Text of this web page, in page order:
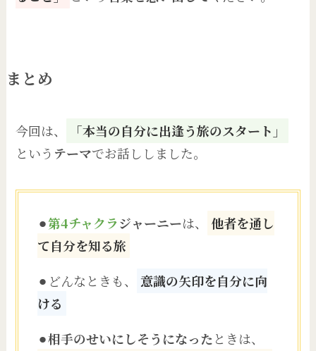
まとめ
今回は、
「本当の自分に出逢う旅のスタート」
という テーマでお話ししました。
⚫︎第4チャクラジャーニーは、
他者を通し
て自分を知る旅
⚫︎どんなときも、
意識の矢印を自分に向
ける
⚫︎相手のせいにしそうになった ときは、